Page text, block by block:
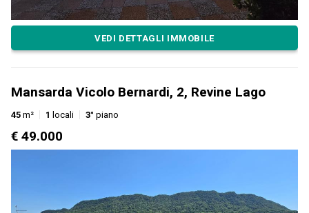
VEDI DETTAGLI IMMOBILE
Mansarda Vicolo Bernardi, 2, Revine Lago
45 m² 1 locali 3° piano
€ 49.000